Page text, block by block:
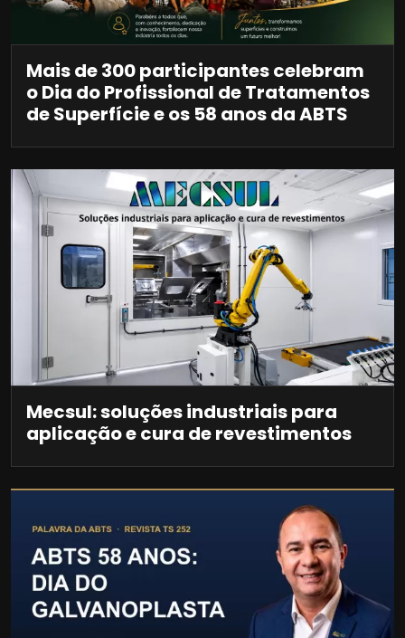
Mais de 300 participantes celebram
o Dia do Profissional de Tratamentos
de Superfície e os 58 anos da ABTS
Mecsul: soluções industriais para
aplicação e cura de revestimentos